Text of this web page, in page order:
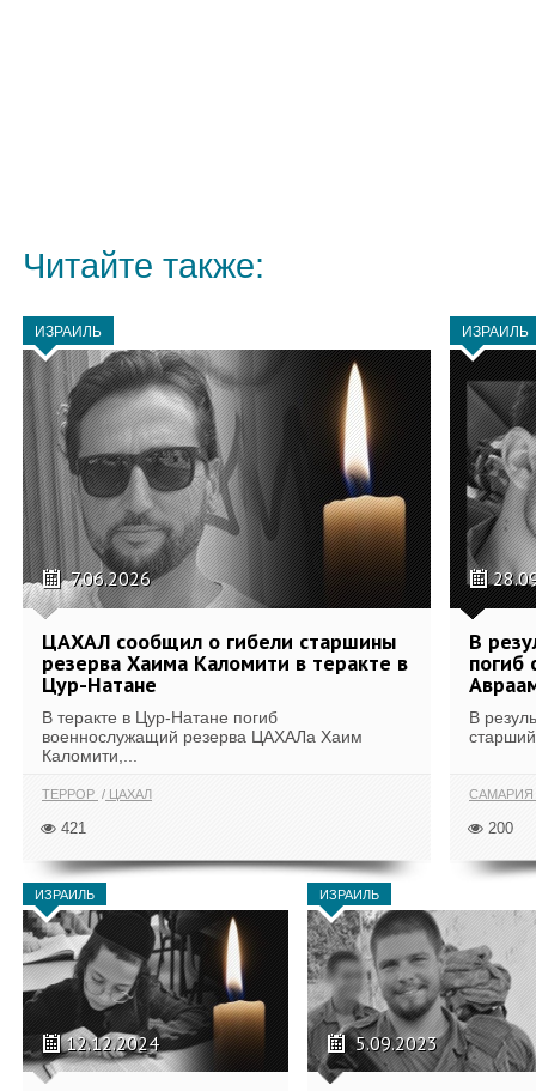
Читайте также:
ИЗРАИЛЬ
7.06.2026
ЦАХАЛ сообщил о гибели старшины
резерва Хаима Каломити в теракте в
Цур-Натане
В теракте в Цур-Натане погиб
военнослужащий резерва ЦАХАЛа Хаим
Каломити,...
ТЕРРОР ЦАХАЛ
421
ИЗРАИЛЬ
В
погиб
В
САМАРИЯ
200
ИЗРАИЛЬ
12.12.2024
ИЗРАИЛЬ
5.09.2023